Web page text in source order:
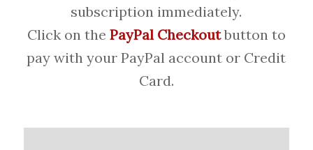
subscription immediately.
Click on the PayPal Checkoutbutton to
pay with your PayPal account or Credit
Card.